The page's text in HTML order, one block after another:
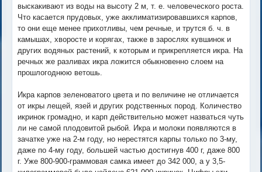
выскакивают из воды на высоту 2 м, т. е. человеческого роста.
Что касается прудовых, уже акклиматизировавшихся карпов,
то они еще менее прихотливы, чем речные, и трутся б. ч. в
камышах, хворосте и корягах, также в зарослях кувшинок и
других водяных растений, к которым и прикрепляется икра. На
речных же разливах икра ложится обыкновенно слоем на
прошлогоднюю ветошь.
Икра карпов зеленоватого цвета и по величине не отличается
от икры лещей, язей и других родственных пород. Количество
икринок громадно, и карп действительно может назваться чуть
ли не самой плодовитой рыбой. Икра и молоки появляются в
зачатке уже на 2-м году, но нерестятся карпы только по 3-му,
даже по 4-му году, большей частью достигнув 400 г, даже 800
г. Уже 800-900-граммовая самка имеет до 342 000, а у 3,5-